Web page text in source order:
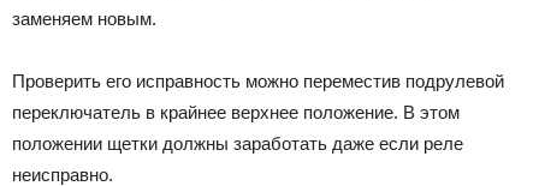
заменяем новым.
Проверить его исправность можно переместив подрулевой
переключатель в крайнее верхнее положение. В этом
положении щетки должны заработать даже если реле
неисправно.